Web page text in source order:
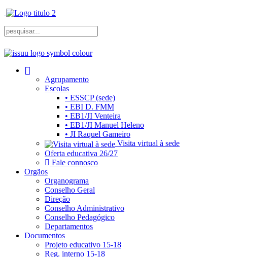
Agrupamento
Escolas
• ESSCP (sede)
• EBI D. FMM
• EB1/JI Venteira
• EB1/JI Manuel Heleno
• JI Raquel Gameiro
Visita virtual à sede
Oferta educativa 26/27
Fale connosco
Orgãos
Organograma
Conselho Geral
Direção
Conselho Administrativo
Conselho Pedagógico
Departamentos
Documentos
Projeto educativo 15-18
Reg. interno 15-18